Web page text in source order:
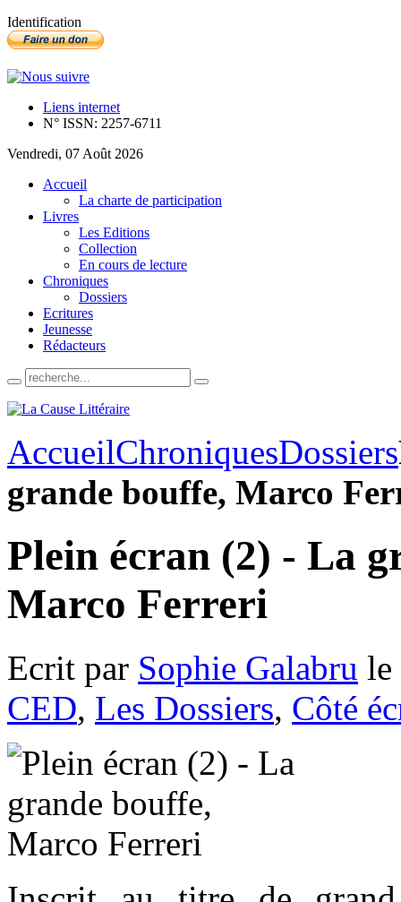
Identification
Liens internet
N° ISSN: 2257-6711
Vendredi, 07 Août 2026
Accueil
La charte de participation
Livres
Les Editions
Collection
En cours de lecture
Chroniques
Dossiers
Ecritures
Jeunesse
Rédacteurs
AccueilChroniquesDossiers
grande bouffe, Marco
Plein écran (2) - La
Marco Ferreri
Ecrit par Sophie Galabru le
CED, Les Dossiers, Côté